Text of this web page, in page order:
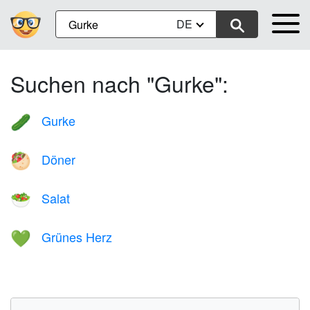
DE
Suchen nach "Gurke":
🥒 Gurke
🥙 Döner
🥗 Salat
💚 Grünes Herz